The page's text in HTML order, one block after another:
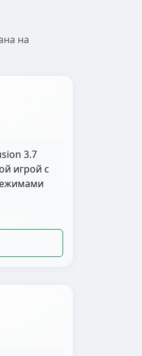
на
3.7
игрой с